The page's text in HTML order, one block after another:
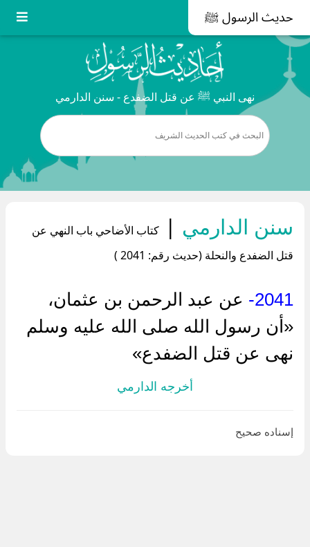
حديث الرسول ﷺ
نهى النبي ﷺ عن قتل الضفدع - سنن الدارمي
سنن الدارمي |
كتاب الأضاحي باب النهي عن
قتل الضفدع والنحلة (حديث رقم: 2041 )
2041-
عن عبد الرحمن بن عثمان،
«أن رسول الله صلى الله عليه وسلم
نهى عن قتل الضفدع»
أخرجه الدارمي
إسناده صحيح